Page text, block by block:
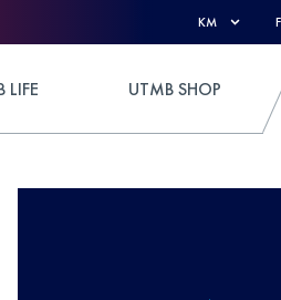
KM
LIFE UTMB SHOP